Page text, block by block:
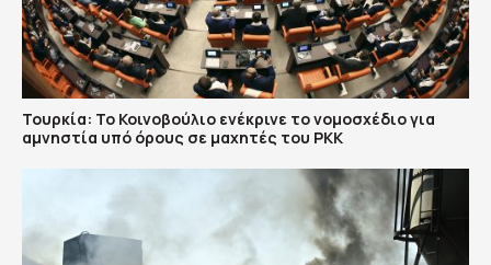
Τουρκία: Το Κοινοβούλιο ενέκρινε το νομοσχέδιο για
αμνηστία υπό όρους σε μαχητές του PKK